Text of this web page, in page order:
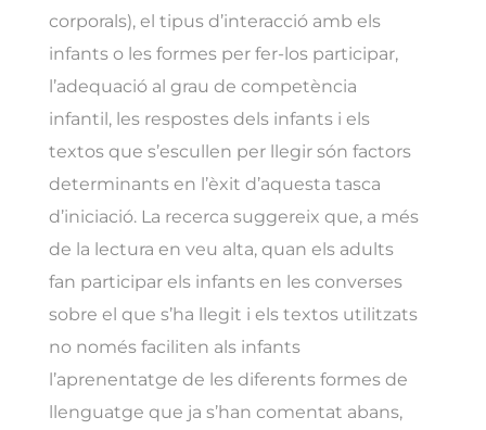
corporals), el tipus d’interacció amb els
infants o les formes per fer-los participar,
l’adequació al grau de competència
infantil, les respostes dels infants i els
textos que s’escullen per llegir són factors
determinants en l’èxit d’aquesta tasca
d’iniciació. La recerca suggereix que, a més
de la lectura en veu alta, quan els adults
fan participar els infants en les converses
sobre el que s’ha llegit i els textos utilitzats
no només faciliten als infants
l’aprenentatge de les diferents formes de
llenguatge que ja s’han comentat abans,